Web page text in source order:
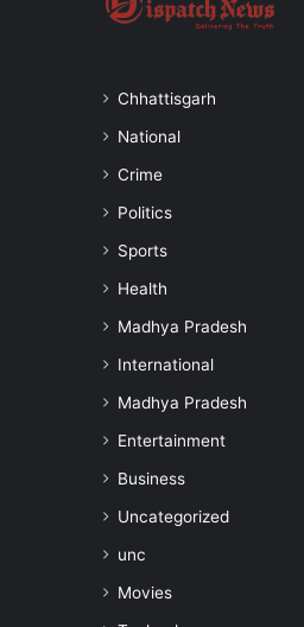
Chhattisgarh
National
Crime
Politics
Sports
Health
Madhya Pradesh
International
Madhya Pradesh
Entertainment
Business
Uncategorized
unc
Movies